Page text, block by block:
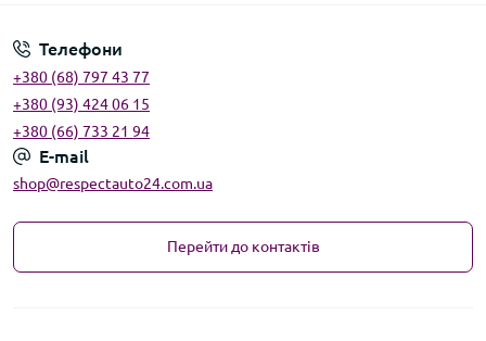
Телефони
+380 (68) 797 43 77
+380 (93) 424 06 15
+380 (66) 733 21 94
E-mail
shop@respectauto24.com.ua
Перейти до контактів